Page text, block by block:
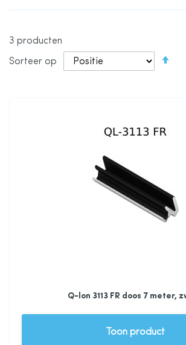
3 producten
Sorteer op
Q-lon 3113 FR doos 7 meter,
Toon product